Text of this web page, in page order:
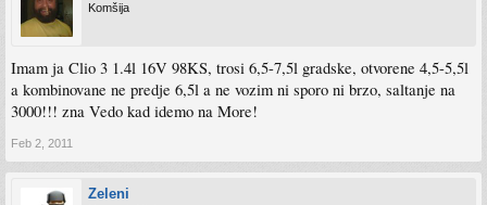
Komšija
Imam ja Clio 3 1.4l 16V 98KS, trosi 6,5-7,5l gradske, otvorene 4,5-5,5l
a kombinovane ne predje 6,5l a ne vozim ni sporo ni brzo, saltanje na
3000!!! zna Vedo kad idemo na More!
Feb 2, 2011
Zeleni